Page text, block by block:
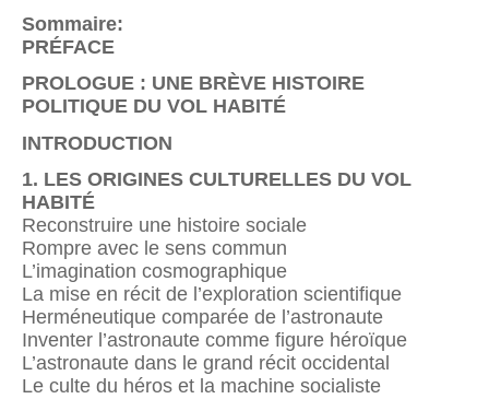
Sommaire:
PRÉFACE
PROLOGUE : UNE BRÈVE HISTOIRE
POLITIQUE DU VOL HABITÉ
INTRODUCTION
1. LES ORIGINES CULTURELLES DU VOL
HABITÉ
Reconstruire une histoire sociale
Rompre avec le sens commun
L’imagination cosmographique
La mise en récit de l’exploration scientifique
Herméneutique comparée de l’astronaute
Inventer l’astronaute comme figure héroïque
L’astronaute dans le grand récit occidental
Le culte du héros et la machine socialiste